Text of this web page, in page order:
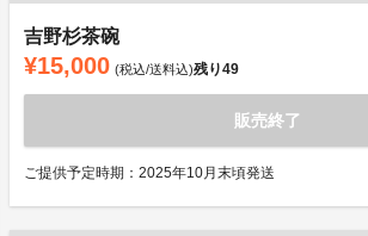
吉野杉茶碗
¥15,000 (税込/送料込)残り49
販売終了
ご提供予定時期：2025年10月末頃発送